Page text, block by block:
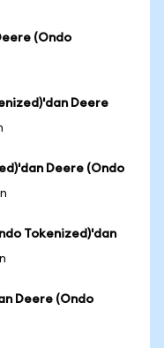
(Ondo
Deere
Deere (Ondo
Tokenized)'dan
Deere (Ondo